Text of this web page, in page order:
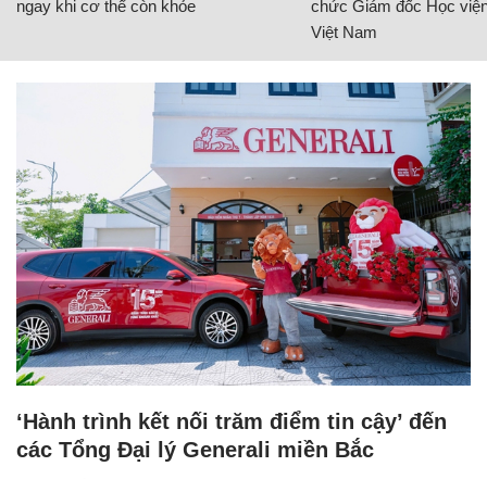
ngay khi cơ thể còn khỏe
chức Giám đốc Học
Việt Nam
‘Hành trình kết nối trăm điểm tin cậy’ đến
các Tổng Đại lý Generali miền Bắc